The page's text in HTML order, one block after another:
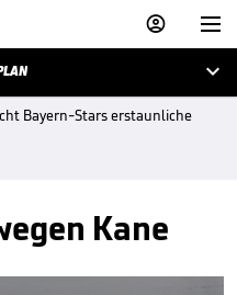



Bayern-Stars erstaunliche
Kane